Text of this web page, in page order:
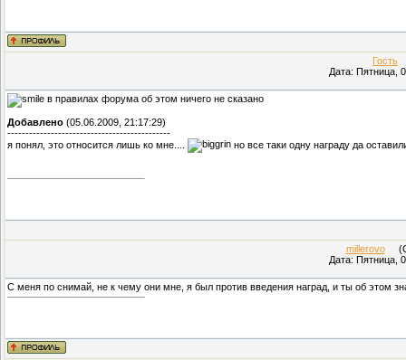
Гость
Дата: Пятница,
в правилах форума об этом ничего не сказано
Добавлено (05.06.2009, 21:17:29)
---------------------------------------------
я понял, это относится лишь ко мне....
но все таки одну награду да
millerovo
Дата: Пятница,
С меня по снимай, не к чему они мне, я был против введения наград, и ты об этом